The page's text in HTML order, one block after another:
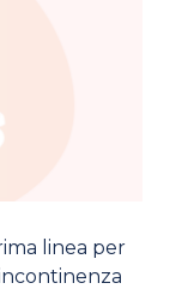
linea per